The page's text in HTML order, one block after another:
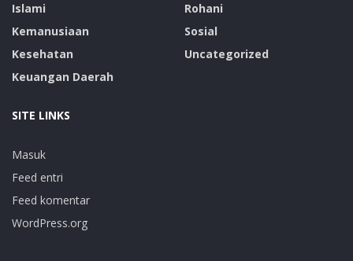
Islami
Kemanusiaan
Kesehatan
Keuangan Daerah
Rohani
Sosial
Uncategorized
SITE LINKS
Masuk
Feed entri
Feed komentar
WordPress.org